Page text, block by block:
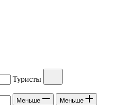
Туристы
Меньше Меньше